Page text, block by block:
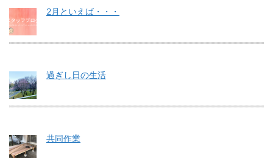
2月といえば・・・
過ぎし日の生活
共同作業